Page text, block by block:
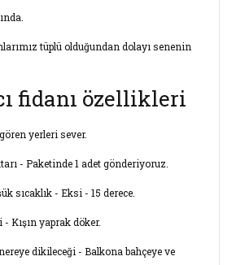
tüplü olduğundan dolayı senenin
fidanı özellikleri
yerleri sever.
- Paketinde 1 adet gönderiyoruz.
sıcaklık - Eksi - 15 derece.
Kışın yaprak döker.
dikileceği - Balkona bahçeye ve